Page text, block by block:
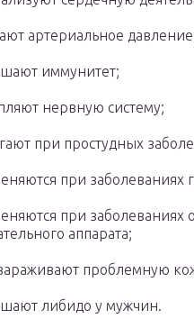
артериальное
иммунитет;
нервную систему;
при простудных
при заболеваниях
при заболеваниях
аппарата;
проблемную
либидо у мужчин.